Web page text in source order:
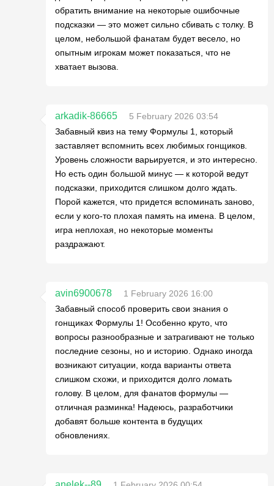
обратить внимание на некоторые ошибочные
подсказки — это может сильно сбивать с толку. В
целом, небольшой фанатам будет весело, но
опытным игрокам может показаться, что не
хватает вызова.
arkadik-86665
5 February 2026 03:54
Забавный квиз на тему Формулы 1, который
заставляет вспомнить всех любимых гонщиков.
Уровень сложности варьируется, и это интересно.
Но есть один большой минус — к которой ведут
подсказки, приходится слишком долго ждать.
Порой кажется, что придется вспоминать заново,
если у кого-то плохая память на имена. В целом,
игра неплохая, но некоторые моменты
раздражают.
avin6900678
1 February 2026 16:00
Забавный способ проверить свои знания о
гонщиках Формулы 1! Особенно круто, что
вопросы разнообразные и затрагивают не только
последние сезоны, но и историю. Однако иногда
возникают ситуации, когда варианты ответа
слишком схожи, и приходится долго ломать
голову. В целом, для фанатов формулы —
отличная разминка! Надеюсь, разработчики
добавят больше контента в будущих
обновлениях.